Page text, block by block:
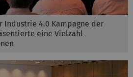
Industrie 4.0 Kampagne der
eine Vielzahl